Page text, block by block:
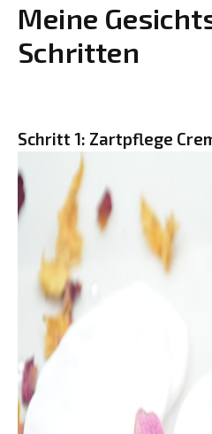
Meine
Schritten
Schritt 1: Zartpflege